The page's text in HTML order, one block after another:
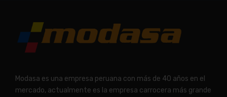
Modasa es una empresa peruana con más de 40 años en el
mercado, actualmente es la empresa carrocera más grande